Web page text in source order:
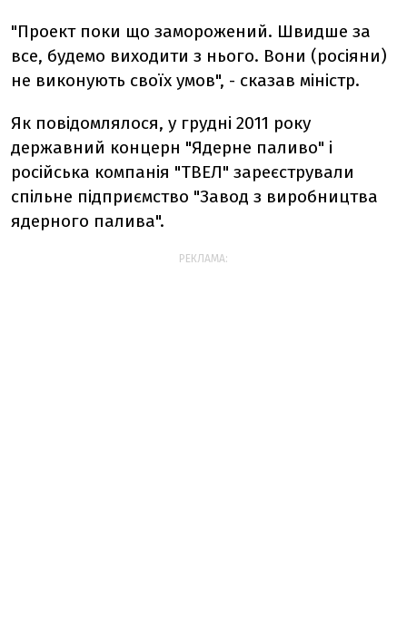
"Проект поки що заморожений. Швидше за
все, будемо виходити з нього. Вони (росіяни)
не виконують своїх умов", - сказав міністр.
Як повідомлялося, у грудні 2011 року
державний концерн "Ядерне паливо" і
російська компанія "ТВЕЛ" зареєстрували
спільне підприємство "Завод з виробництва
ядерного палива".
РЕКЛАМА: